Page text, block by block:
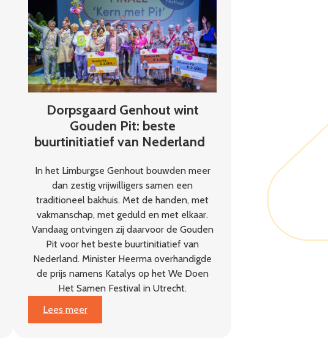
Dorpsgaard Genhout wint
Gouden Pit: beste
buurtinitiatief van Nederland
In het Limburgse Genhout bouwden meer
dan zestig vrijwilligers samen een
traditioneel bakhuis. Met de handen, met
vakmanschap, met geduld en met elkaar.
Vandaag ontvingen zij daarvoor de Gouden
Pit voor het beste buurtinitiatief van
Nederland. Minister Heerma overhandigde
de prijs namens Katalys op het We Doen
Het Samen Festival in Utrecht.
Lees meer
:
Dorpsgaard